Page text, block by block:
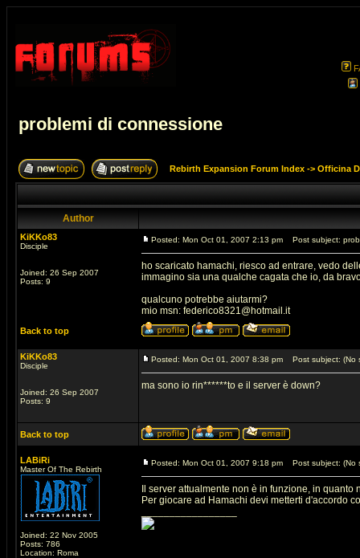
problemi di connessione
Rebirth Expansion Forum Index -> Officina
Author
KiKKo83
Disciple
Joined: 26 Sep 2007
Posts: 9
Posted: Mon Oct 01, 2007 2:13 pm Post subject:
ho scaricato hamachi, riesco ad entrare, vedo
immagino sia una qualche cagata che io, da
qualcuno potrebbe aiutarmi?
mio msn: federico8321@hotmail.it
Back to top
KiKKo83
Disciple
Joined: 26 Sep 2007
Posts: 9
Posted: Mon Oct 01, 2007 8:38 pm Post subject: (No
ma sono io rin******to e il server è down?
Back to top
LABiRi
Master Of The Rebirth
Joined: 22 Nov 2005
Posts: 786
Location: Roma
Posted: Mon Oct 01, 2007 9:18 pm Post subject: (No
Il server attualmente non è in funzione, in
Per giocare ad Hamachi devi metterti d'accordo